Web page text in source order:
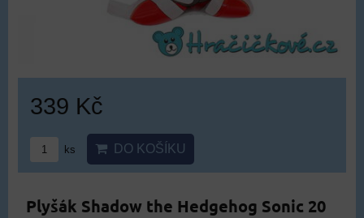
339 Kč
ks DO KOŠÍKU
Plyšák Shadow the Hedgehog Sonic 20